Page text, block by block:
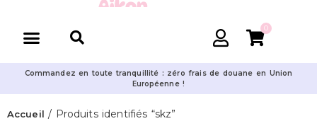
0
Commandez en toute tranquillité : zéro frais de douane en Union
Européenne !
Accueil / Produits identifiés “skz”